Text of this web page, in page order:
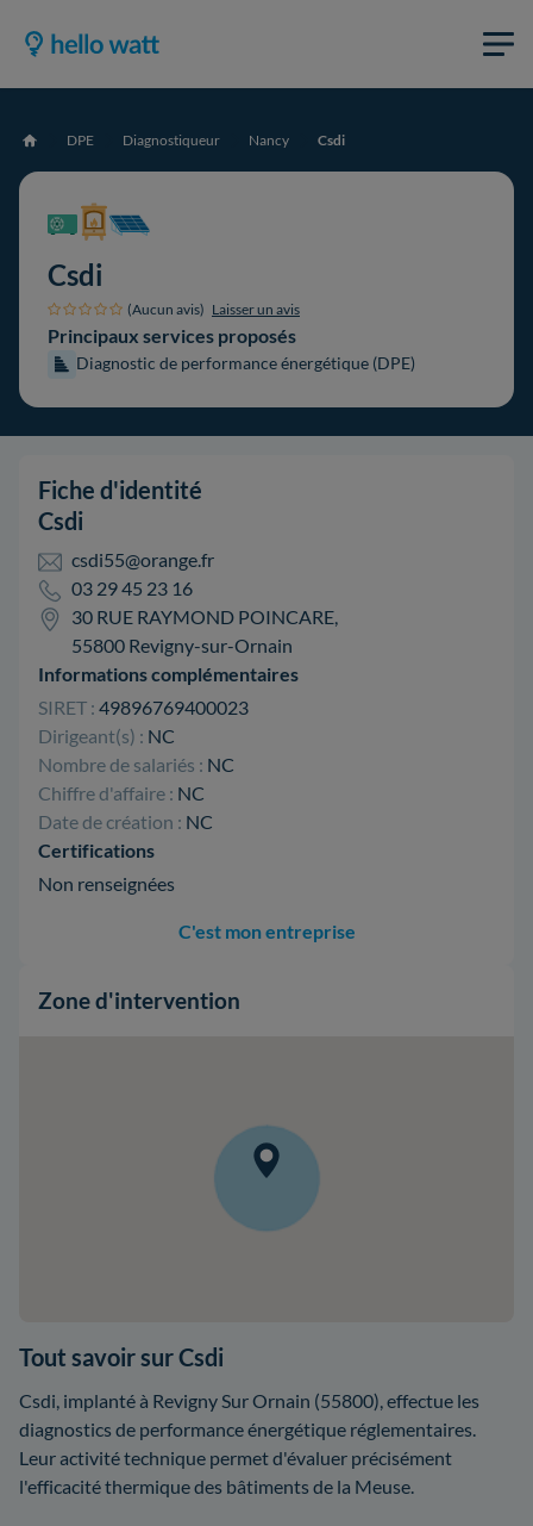
Accueil DPE Diagnostiqueur Nancy Csdi
Csdi
(Aucun avis) Laisser un avis
Principaux services proposés
Diagnostic de performance énergétique (DPE)
Fiche d'identité
Csdi
csdi55@orange.fr
03 29 45 23 16
30 RUE RAYMOND POINCARE,
55800 Revigny-sur-Ornain
Informations complémentaires
SIRET : 49896769400023
Dirigeant(s) : NC
Nombre de salariés : NC
Chiffre d'affaire : NC
Date de création : NC
Certifications
Non renseignées
C'est mon entreprise
Zone d'intervention
Tout savoir sur Csdi
Csdi, implanté à Revigny Sur Ornain (55800), effectue les
diagnostics de performance énergétique réglementaires.
Leur activité technique permet d'évaluer précisément
l'efficacité thermique des bâtiments de la Meuse.